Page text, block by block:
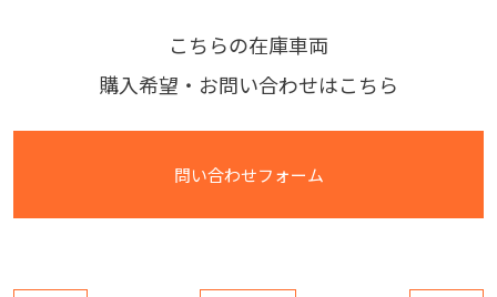
こちらの在庫車両
購入希望・お問い合わせはこちら
問い合わせフォーム